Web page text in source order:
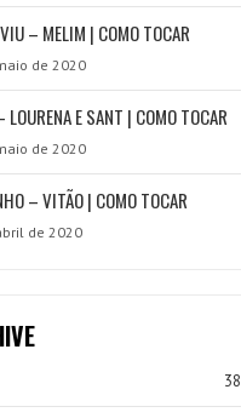
– MELIM | COMO TOCAR
de 2020
LOURENA E SANT | COMO TOCAR
de 2020
– VITÃO | COMO TOCAR
de 2020
38